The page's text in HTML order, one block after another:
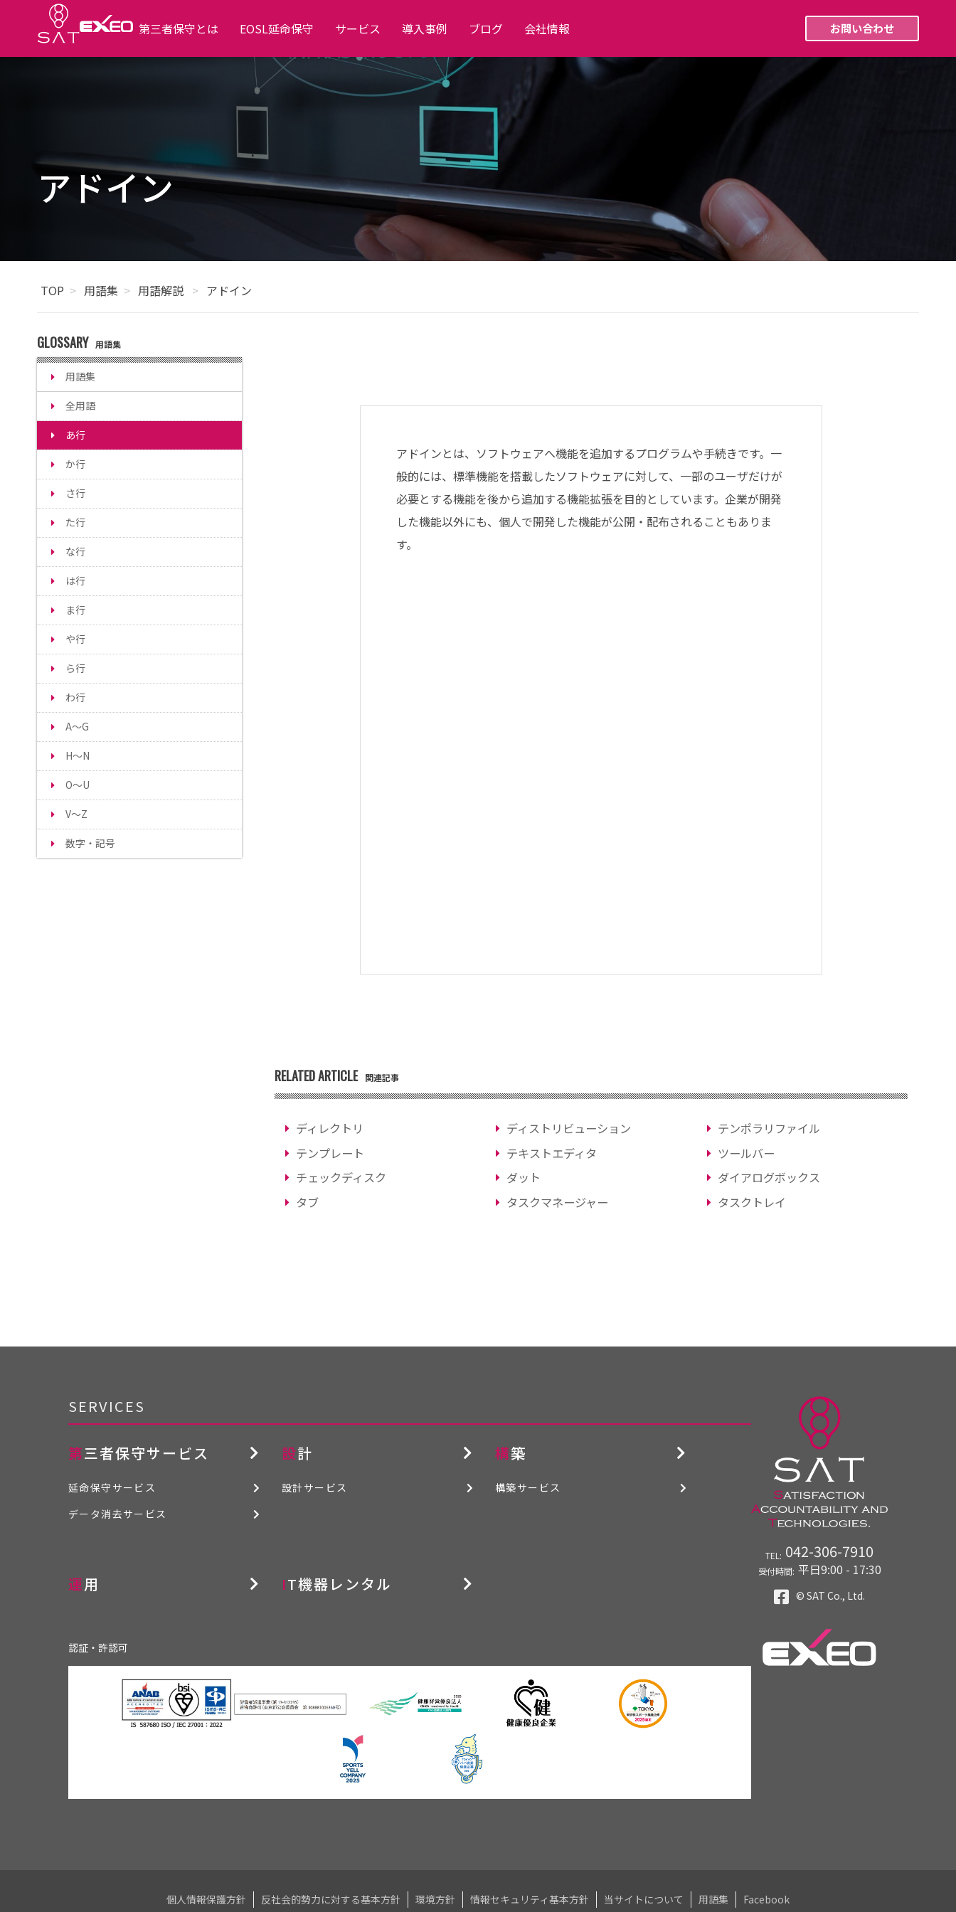
採用情報 最新ニュース
第三者保守とは EOSL延命保守 サービス 導入事例 ブログ 会社情報 お問い合わせ
アドイン
TOP 用語集 用語解説 アドイン
GLOSSARY 用語集
用語集
全用語
あ行
か行
さ行
た行
な行
は行
ま行
や行
ら行
わ行
A～G
H～N
O～U
V～Z
数字・記号
アドインとは、ソフトウェアへ機能を追加するプログラムや手続きです。一
般的には、標準機能を搭載したソフトウェアに対して、一部のユーザだけが
必要とする機能を後から追加する機能拡張を目的としています。企業が開発
した機能以外にも、個人で開発した機能が公開・配布されることもありま
す。
RELATED ARTICLE 関連記事
ディレクトリ ディストリビューション
テンポラリファイル
テンプレート
テキストエディタ
ツールバー
チェックディスク
ダット
ダイアログボックス
タブ
タスクマネージャー タスクトレイ
SERVICES
第三者保守サービス
延命保守サービス
データ消去サービス
設計
設計サービス
構築
構築サービス
運用 IT機器レンタル
認証・許認可
TEL: 042-306-7910
受付時間: 平日9:00 - 17:30
© SAT Co., Ltd.
個人情報保護方針 反社会的勢力に対する基本方針 環境方針 情報セキュリティ基本方針 当サイトについて 用語集 Facebook